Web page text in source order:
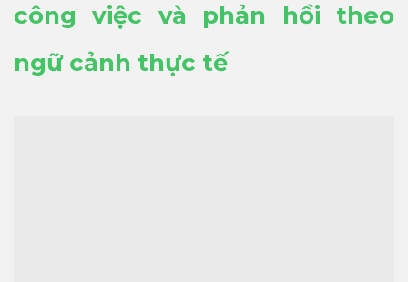
công việc và phản hồi theo
ngữ cảnh thực tế